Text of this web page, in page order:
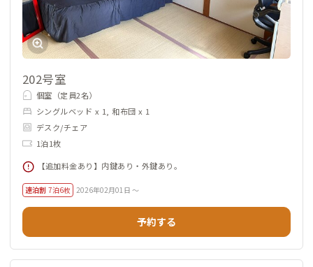
202号室
個室（定員2名）
シングルベッド x 1, 和布団 x 1
デスク/チェア
1泊1枚
【追加料金あり】内鍵あり・外鍵あり。
連泊割 7泊6枚 2026年02月01日 ～
予約する